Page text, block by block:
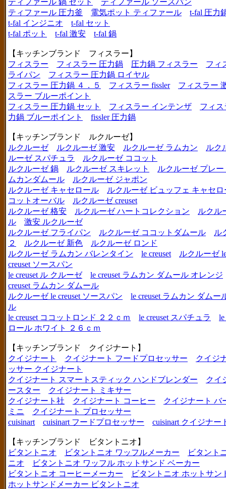
ティファール 鍋 セット
ティファール ソースパン
ティファール 圧力釜
電気ポット ティファール
t-fal 圧力
t-fal インジニオ
t-fal セット
t-fal ポット
t-fal 激安 t-fal 鍋
【キッチンブランド フィスラー】
フィスラー
フィスラー 圧力鍋 圧力鍋 フィスラー
フィ
ライパン
フィスラー 圧力鍋 ロイヤル
フィスラー 圧力鍋 ４．５
フィスラー fissler
フィスラー
スラー ブルーポイント
フィスラー 圧力鍋 セット
フィスラー インテンザ
フィ
力鍋 ブルーポイント
fissler 圧力鍋
【キッチンブランド ルクルーゼ】
ルクルーゼ
ルクルーゼ 激安 ルクルーゼ ラムカン
ルク
ルーゼ スパチュラ
ルクルーゼ ココット
ルクルーゼ 鍋
ルクルーゼ スキレット
ルクルーゼ プレ
ムカンダムール
ルクルーゼ ジャポン
ルクルーゼ キャセロール
ルクルーゼ ビュッフェ キャセロ
コットオーバル
ルクルーゼ creuset
ルクルーゼ 格安
ルクルーゼ ハートコレクション
ルクル
ル
激安 ルクルーゼ
ルクルーゼ フライパン
ルクルーゼ ココットダムール
ル
２
ルクルーゼ 新色
ルクルーゼ ロンド
ルクルーゼ ラムカン バレンタイン
le creuset
ルクルーゼ
creuset ソースパン
le creuset ル クルーゼ
le creuset ラムカン ダムール オレンジ
creuset ラムカン ダムール
ルクルーゼ le creuset ソースパン
le creuset ラムカン ダム
ル
le creuset ココットロンド ２２ｃｍ
le creuset スパチュラ
le
ロール ホワイト ２６ｃｍ
【キッチンブランド クイジナート】
クイジナート
クイジナート フードプロセッサー
クイジ
ッサー クイジナート
クイジナート スマートスティック ハンドブレンダー
クイ
ースター
クイジナート ミキサー
クイジナート社
クイジナート コーヒー
クイジナート バ
ミニ
クイジナート プロセッサー
cuisinart
cuisinart フードプロセッサー cuisinart クイジナー
【キッチンブランド ビタントニオ】
ビタントニオ
ビタントニオ ワッフルメーカー
ビタント
ニオ
ビタントニオ ワッフル ホットサンド ベーカー
ビタントニオ コーヒーメーカー
ビタントニオ ホットサン
ホットサンドメーカー ビタントニオ